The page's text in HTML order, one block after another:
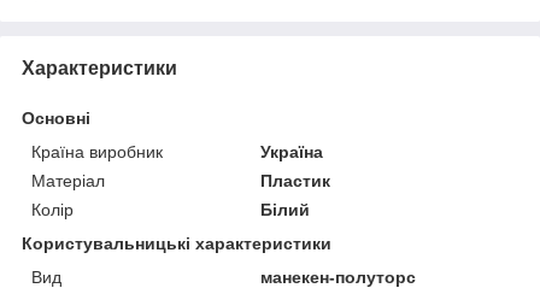
Характеристики
Основні
Країна виробник
Україна
Матеріал
Пластик
Колір
Білий
Користувальницькі характеристики
Вид
манекен-полуторс